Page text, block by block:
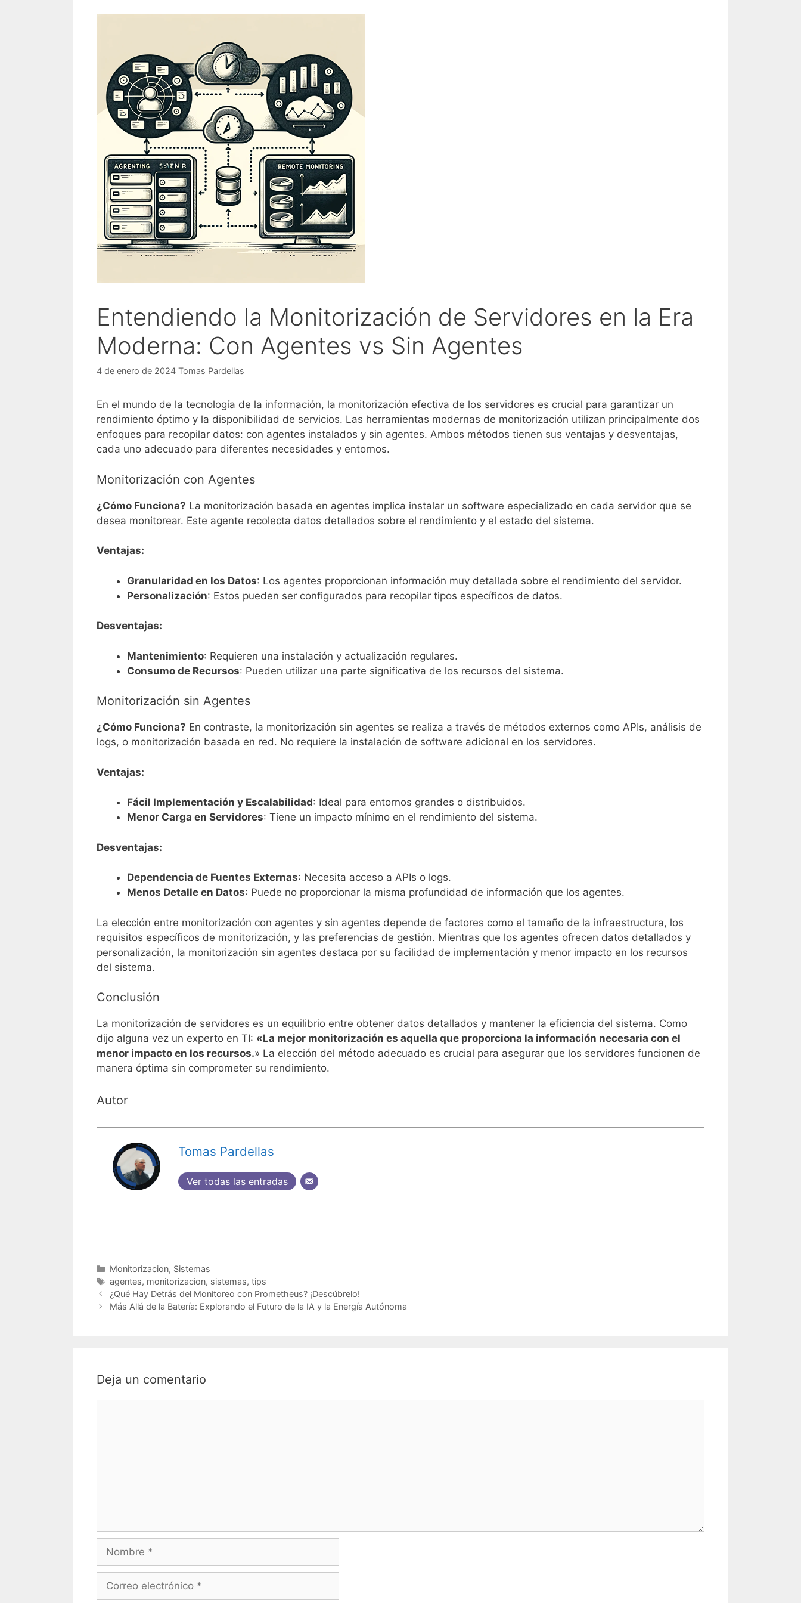
Entendiendo la Monitorización de Servidores en la Era
Moderna: Con Agentes vs Sin Agentes
4 de enero de 2024 Tomas Pardellas
En el mundo de la tecnología de la información, la monitorización efectiva de los servidores es crucial para garantizar un
rendimiento óptimo y la disponibilidad de servicios. Las herramientas modernas de monitorización utilizan principalmente dos
enfoques para recopilar datos: con agentes instalados y sin agentes. Ambos métodos tienen sus ventajas y desventajas,
cada uno adecuado para diferentes necesidades y entornos.
Monitorización con Agentes
¿Cómo Funciona? La monitorización basada en agentes implica instalar un software especializado en cada servidor que se
desea monitorear. Este agente recolecta datos detallados sobre el rendimiento y el estado del sistema.
Ventajas:
Granularidad en los Datos: Los agentes proporcionan información muy detallada sobre el rendimiento del servidor.
Personalización: Estos pueden ser configurados para recopilar tipos específicos de datos.
Desventajas:
Mantenimiento: Requieren una instalación y actualización regulares.
Consumo de Recursos: Pueden utilizar una parte significativa de los recursos del sistema.
Monitorización sin Agentes
¿Cómo Funciona? En contraste, la monitorización sin agentes se realiza a través de métodos externos como APIs, análisis de
logs, o monitorización basada en red. No requiere la instalación de software adicional en los servidores.
Ventajas:
Fácil Implementación y Escalabilidad: Ideal para entornos grandes o distribuidos.
Menor Carga en Servidores: Tiene un impacto mínimo en el rendimiento del sistema.
Desventajas:
Dependencia de Fuentes Externas: Necesita acceso a APIs o logs.
Menos Detalle en Datos: Puede no proporcionar la misma profundidad de información que los agentes.
La elección entre monitorización con agentes y sin agentes depende de factores como el tamaño de la infraestructura, los
requisitos específicos de monitorización, y las preferencias de gestión. Mientras que los agentes ofrecen datos detallados y
personalización, la monitorización sin agentes destaca por su facilidad de implementación y menor impacto en los recursos
del sistema.
Conclusión
La monitorización de servidores es un equilibrio entre obtener datos detallados y mantener la eficiencia del sistema. Como
dijo alguna vez un experto en TI: «La mejor monitorización es aquella que proporciona la información necesaria con el
menor impacto en los recursos.» La elección del método adecuado es crucial para asegurar que los servidores funcionen de
manera óptima sin comprometer su rendimiento.
Autor
Tomas Pardellas
Ver todas las entradas
Categorías
Monitorizacion, Sistemas
Etiquetas
agentes, monitorizacion, sistemas, tips
¿Qué Hay Detrás del Monitoreo con Prometheus? ¡Descúbrelo!
Más Allá de la Batería: Explorando el Futuro de la IA y la Energía Autónoma
Deja un comentario
Nombre
Correo